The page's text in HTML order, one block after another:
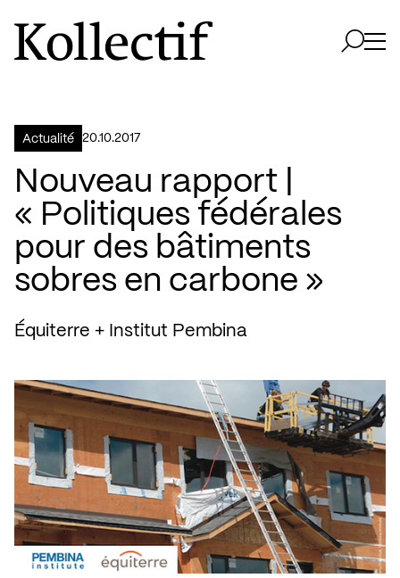
Aller à la page d'accueil
Logo Kollectif
Actualité 20.10.2017
Nouveau rapport |
« Politiques fédérales
pour des bâtiments
sobres en carbone »
Équiterre + Institut Pembina